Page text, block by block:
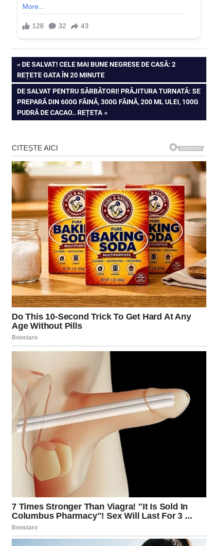
Navigare
în
articole
PREVIOUS
POST:
DE SALVAT! CELE MAI BUNE NEGRESE DE CASĂ: 2
REȚETE GATA ÎN 20 MINUTE
NEXT
POST:
DE SALVAT PENTRU SĂRBĂTORI! PRĂJITURA TURNATĂ: SE
PREPARĂ DIN 600G FĂINĂ, 300G FĂINĂ, 200 ML ULEI, 100G
PUDRĂ DE CACAO.. REȚETA